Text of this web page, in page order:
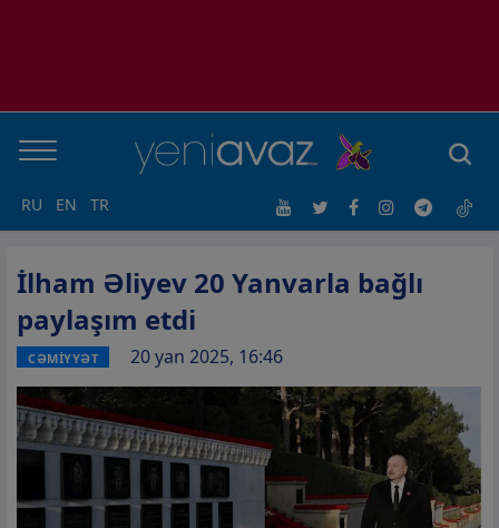
RU EN TR
İlham Əliyev 20 Yanvarla bağlı
paylaşım etdi
CƏMİYYƏT 20 yan 2025, 16:46